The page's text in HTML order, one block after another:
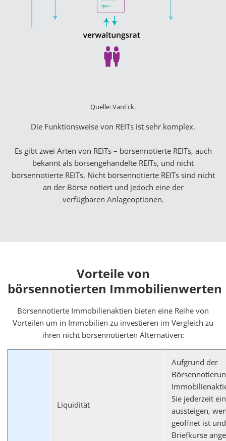
Quelle: VanEck.
Die Funktionsweise von REITs ist sehr komplex.
Es gibt zwei Arten von REITs – börsennotierte REITs, auch
bekannt als börsengehandelte REITs, und nicht
börsennotierte REITs. Nicht börsennotierte REITs sind nicht
an der Börse notiert und jedoch eine der
verfügbaren Anlageoptionen.
Vorteile von
börsennotierten Immobilienwerten
Börsennotierte Immobilienaktien bieten eine Reihe von
Vorteilen um in Immobilien zu investieren im Vergleich zu
ihren nicht börsennotierten Alternativen:
Liquidität
Aufgrund der
Sie jederzeit
aussteigen,
geöffnet ist
Briefkurse